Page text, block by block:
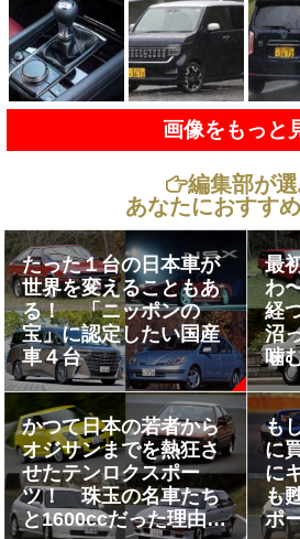
画像をもっと
編集部が
あなたにおすす
たった１台の日本車が
世界を変えることもあ
る！ 「ニッポンの
宝」に認定したい国産
車４台
最
わ
経
沼
噛
「
かつて日本の若者から
オジサンまでを熱狂さ
せたテンロクスポー
ツ！ 珠玉の名車たち
と1600ccだった理由と
も
に
に
も
ポ